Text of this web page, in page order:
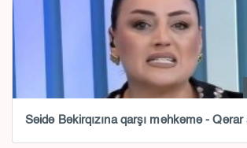
Səidə Bəkirqızına qarşı məhkəmə - Qərar